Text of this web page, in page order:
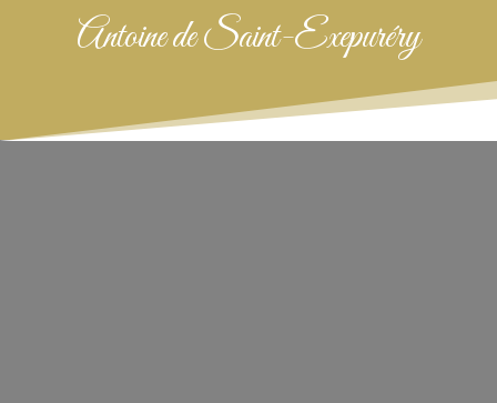
Antoine de Saint-Exepuréry